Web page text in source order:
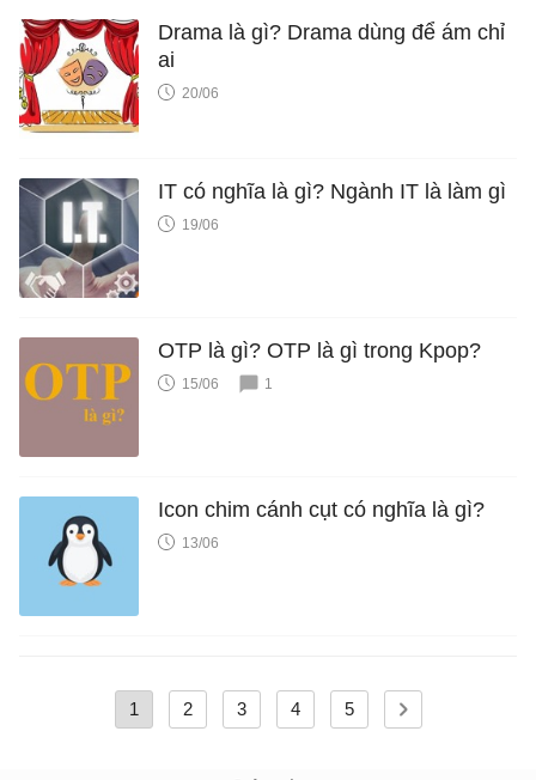
Drama là gì? Drama dùng để ám chỉ
ai
20/06
IT có nghĩa là gì? Ngành IT là làm gì
19/06
OTP là gì? OTP là gì trong Kpop?
15/06 1
Icon chim cánh cụt có nghĩa là gì?
13/06
1 2 3 4 5